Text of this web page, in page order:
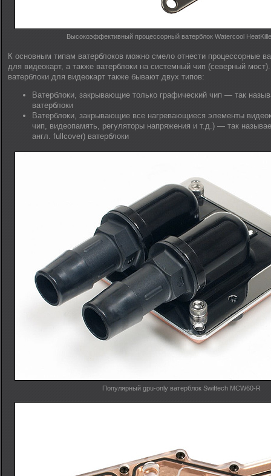
Высокоэффективный процессорный ватерблок Watercool
К основным типам ватерблоков можно смело отнести процессорные
для видеокарт, а также ватерблоки на системный чип (северный
ватерблоки для видеокарт также бывают двух типов:
Ватерблоки, закрывающие только графический чип — так
ватерблоки
Ватерблоки, закрывающие все нагревающиеся элементы
чип, видеопамять, регуляторы напряжения и т.д.) — так
англ. fullcover) ватерблоки
Популярный gpu-only ватерблок Swiftech MCW60-R